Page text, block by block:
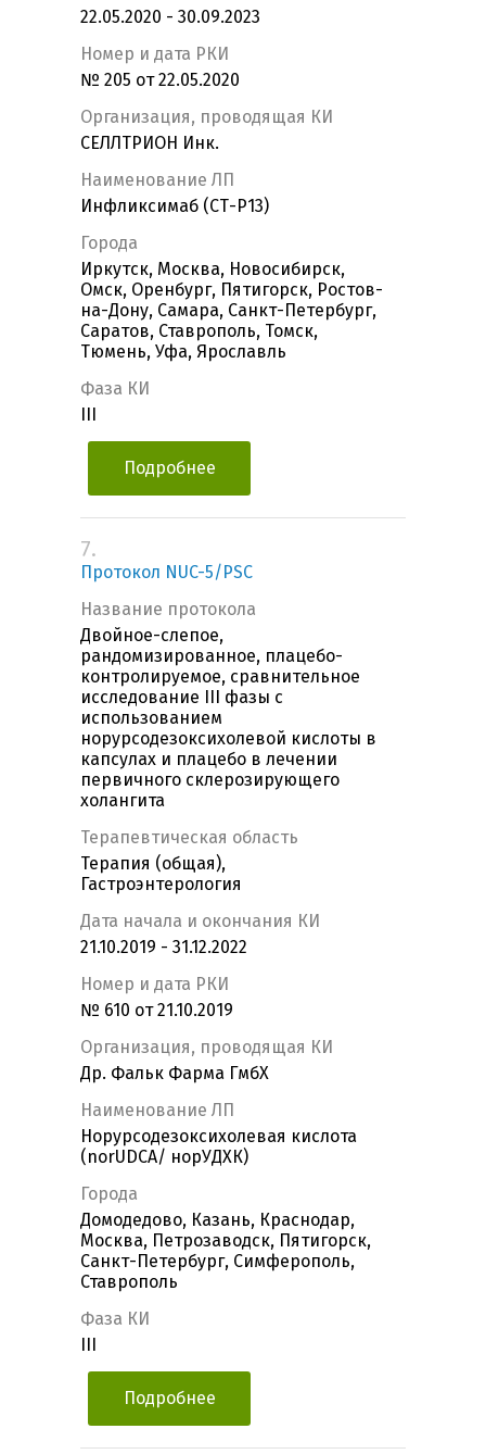
22.05.2020 - 30.09.2023
Номер и дата РКИ
№ 205 от 22.05.2020
Организация, проводящая КИ
СЕЛЛТРИОН Инк.
Наименование ЛП
Инфликсимаб (СТ-Р13)
Города
Иркутск, Москва, Новосибирск,
Омск, Оренбург, Пятигорск, Ростов-
на-Дону, Самара, Санкт-Петербург,
Саратов, Ставрополь, Томск,
Тюмень, Уфа, Ярославль
Фаза КИ
Подробнее
7.
Протокол NUC-5/PSC
Название протокола
Двойное-слепое,
рандомизированное, плацебо-
контролируемое, сравнительное
исследование III фазы с
использованием
норурсодезоксихолевой кислоты в
капсулах и плацебо в лечении
первичного склерозирующего
холангита
Терапевтическая область
Терапия (общая),
Гастроэнтерология
Дата начала и окончания КИ
21.10.2019 - 31.12.2022
Номер и дата РКИ
№ 610 от 21.10.2019
Организация, проводящая КИ
Др. Фальк Фарма ГмбХ
Наименование ЛП
Норурсодезоксихолевая кислота
(norUDCA/ норУДХК)
Города
Домодедово, Казань, Краснодар,
Москва, Петрозаводск, Пятигорск,
Санкт-Петербург, Симферополь,
Ставрополь
Фаза КИ
Подробнее